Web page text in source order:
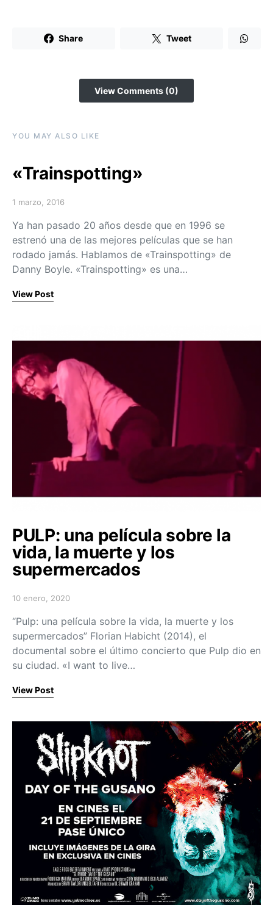
Share Tweet
View Comments (0)
YOU MAY ALSO LIKE
«Trainspotting»
Posted on
1 marzo, 2016
Ya han pasado 20 años desde que en 1996 se
estrenó una de las mejores películas que se han
rodado jamás. Hablamos de «Trainspotting» de
Danny Boyle. «Trainspotting» es una…
View Post
PULP: una película sobre la
vida, la muerte y los
supermercados
Posted on
10 enero, 2020
“Pulp: una película sobre la vida, la muerte y los
supermercados” Florian Habicht (2014), el
documental sobre el último concierto que Pulp dio en
su ciudad. «I want to live…
View Post